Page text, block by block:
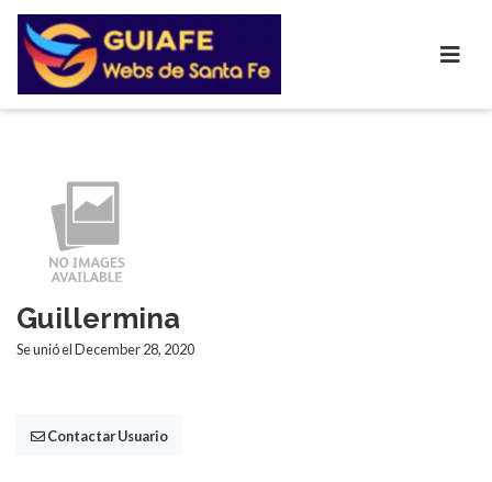
Guillermina
Se unió el December 28, 2020
Contactar Usuario